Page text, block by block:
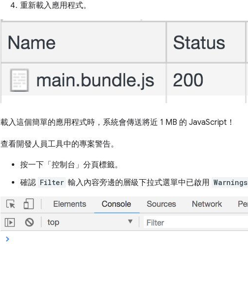
重新載入應用程式。
載入這個簡單的應用程式時，系統會傳送將近 1 MB 的 JavaScript！
查看開發人員工具中的專案警告。
按一下「控制台」 分頁標籤。
確認 Filter 輸入內容旁邊的層級下拉式選單中已啟用 Warnings